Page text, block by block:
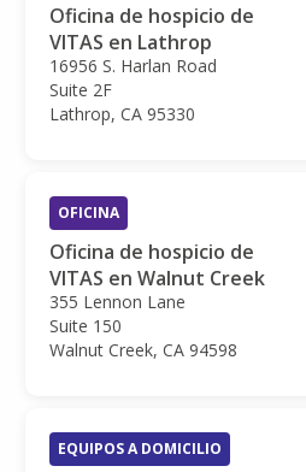
Oficina de hospicio de
VITAS en Lathrop
16956 S. Harlan Road
Suite 2F
Lathrop, CA 95330
OFICINA
Oficina de hospicio de
VITAS en Walnut Creek
355 Lennon Lane
Suite 150
Walnut Creek, CA 94598
EQUIPOS A DOMICILIO